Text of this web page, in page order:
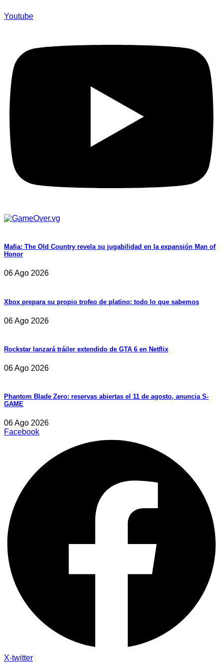
Youtube
Mafia: The Old Country revela su jugabilidad en la expansión Man of
Honor
06 Ago 2026
Xbox prepara su propio trofeo de platino: todo lo que sabemos
06 Ago 2026
Rockstar lanzará tráiler extendido de GTA 6 en Netflix
06 Ago 2026
Phantom Blade Zero: reservas abiertas el 11 de agosto, anuncia S-
GAME
06 Ago 2026
Facebook
X-twitter